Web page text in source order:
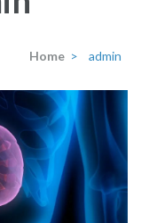
Home > admin